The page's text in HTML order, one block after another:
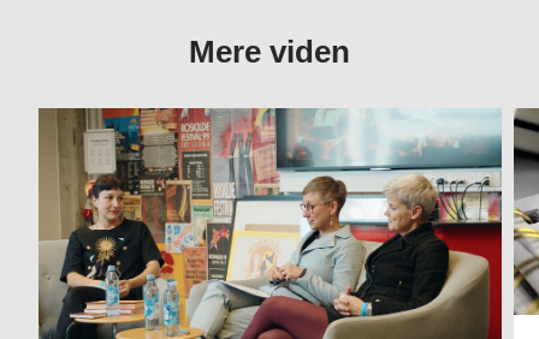
Mere viden